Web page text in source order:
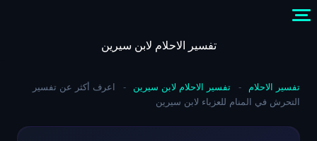
content
تفسير الاحلام لابن سيرين
تفسير الاحلام - تفسير الاحلام لابن سيرين -
اعرف أكثر عن تفسير
التحرش في المنام للعزباء لابن سيرين